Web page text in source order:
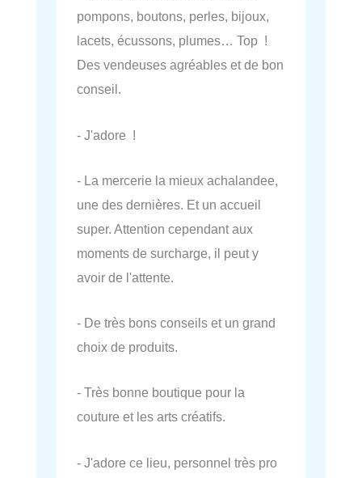
pompons, boutons, perles, bijoux,
lacets, écussons, plumes… Top !
Des vendeuses agréables et de bon
conseil.
- J'adore !
- La mercerie la mieux achalandee,
une des dernières. Et un accueil
super. Attention cependant aux
moments de surcharge, il peut y
avoir de l'attente.
- De très bons conseils et un grand
choix de produits.
- Très bonne boutique pour la
couture et les arts créatifs.
- J'adore ce lieu, personnel très pro